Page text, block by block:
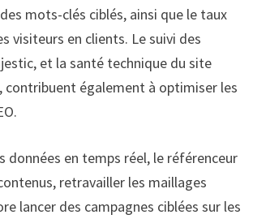
mots-clés ciblés, ainsi que le taux
visiteurs en clients. Le suivi des
et la santé technique du site
contribuent également à optimiser les
données en temps réel, le référenceur
retravailler les maillages
lancer des campagnes ciblées sur les